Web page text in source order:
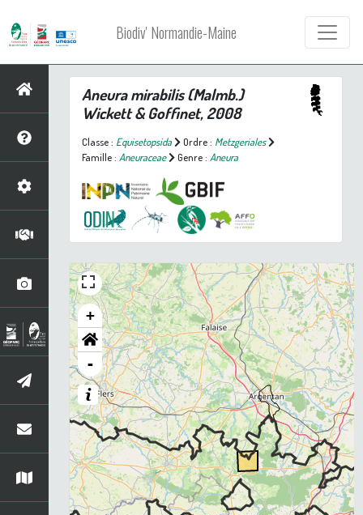
Biodiv' Normandie-Maine
Aneura mirabilis(Malmb.)
Wickett & Goffinet, 2008
Classe : Equisetopsida Ordre : Metzgeriales
Famille : Aneuraceae Genre : Aneura
+
-